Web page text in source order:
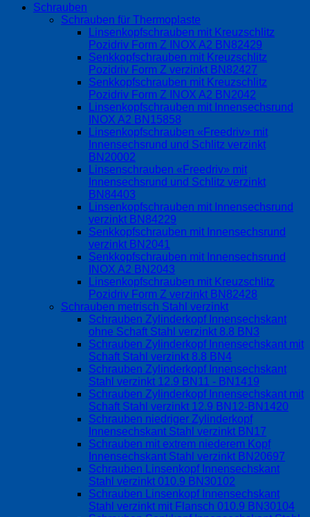
Schrauben
Schrauben für Thermoplaste
Linsenkopfschrauben mit Kreuzschlitz
Pozidriv Form Z INOX A2 BN82429
Senkkopfschrauben mit Kreuzschlitz
Pozidriv Form Z verzinkt BN82427
Senkkopfschrauben mit Kreuzschlitz
Pozidriv Form Z INOX A2 BN2042
Linsenkopfschrauben mit Innensechsrund
INOX A2 BN15858
Linsenkopfschrauben «Freedriv» mit
Innensechsrund und Schlitz verzinkt
BN20002
Linsenschrauben «Freedriv» mit
Innensechsrund und Schlitz verzinkt
BN84403
Linsenkopfschrauben mit Innensechsrund
verzinkt BN84229
Senkkopfschrauben mit Innensechsrund
verzinkt BN2041
Senkkopfschrauben mit Innensechsrund
INOX A2 BN2043
Linsenkopfschrauben mit Kreuzschlitz
Pozidriv Form Z verzinkt BN82428
Schrauben metrisch Stahl verzinkt
Schrauben Zylinderkopf Innensechskant
ohne Schaft Stahl verzinkt 8.8 BN3
Schrauben Zylinderkopf Innensechskant mit
Schaft Stahl verzinkt 8.8 BN4
Schrauben Zylinderkopf Innensechskant
Stahl verzinkt 12.9 BN11 - BN1419
Schrauben Zylinderkopf Innensechskant mit
Schaft Stahl verzinkt 12.9 BN12-BN1420
Schrauben niedriger Zylinderkopf
Innensechskant Stahl verzinkt BN17
Schrauben mit extrem niederem Kopf
Innensechskant Stahl verzinkt BN20697
Schrauben Linsenkopf Innensechskant
Stahl verzinkt 010.9 BN30102
Schrauben Linsenkopf Innensechskant
Stahl verzinkt mit Flansch 010.9 BN30104